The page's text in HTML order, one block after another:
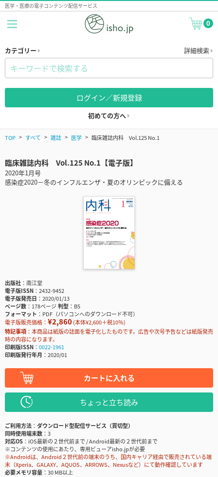
医学・医療の電子コンテンツ配信サービス
0
カテゴリー 詳細検索
ログイン／新規登録
初めての方へ
TOP すべて 雑誌 医学 臨床雑誌内科 Vol.125 No.1
臨床雑誌内科 Vol.125 No.1【電子版】
2020年1月号
感染症2020－冬のインフルエンザ・夏のオリンピックに備える
出版社
南江堂
電子版ISSN
2432-9452
電子版発売日
2020/01/13
ページ数
178ページ判型
B5
フォーマット
PDF（パソコンへのダウンロード不可）
電子版販売価格： ¥2,860(本体¥2,600＋税10％)
特記事項
本商品は紙版の誌面を電子化したものです。広告や次号予告などは紙版発売
時の内容になります。
印刷版ISSN
0022-1961
印刷版発行年月
2020/01
カートに入れる
ちょっと立ち読み
ご利用方法
ダウンロード型配信サービス（買切型）
同時使用端末数
3
対応OS
iOS最新の２世代前まで / Android最新の２世代前まで
※コンテンツの使用にあたり、専用ビューアisho.jpが必要
※Androidは、Android２世代前の端末のうち、国内キャリア経由で販売されている端
末（Xperia、GALAXY、AQUOS、ARROWS、Nexusなど）にて動作確認しています
必要メモリ容量
30 MB以上